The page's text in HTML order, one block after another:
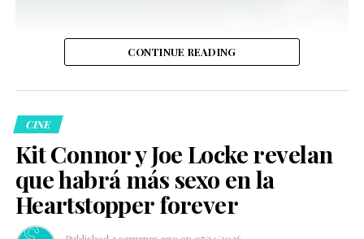
CONTINUE READING
CINE
Kit Connor y Joe Locke revelan
que habrá más sexo en la
Heartstopper forever